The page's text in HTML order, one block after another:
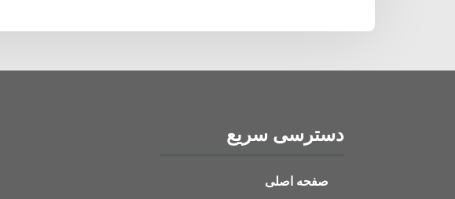
دسترسی سریع
صفحه اصلی